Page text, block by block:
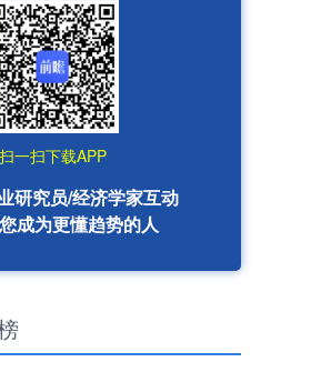
扫一扫下载APP
研究员/经济学家互动
成为更懂趋势的人